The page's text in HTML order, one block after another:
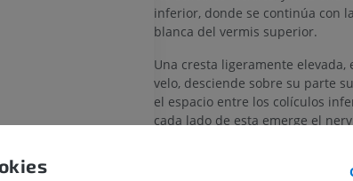
inferior, donde se continúa con
blanca del vermis superior.
Una cresta ligeramente elevada,
velo, desciende sobre su parte
el espacio entre los colículos
cada lado de esta emerge el